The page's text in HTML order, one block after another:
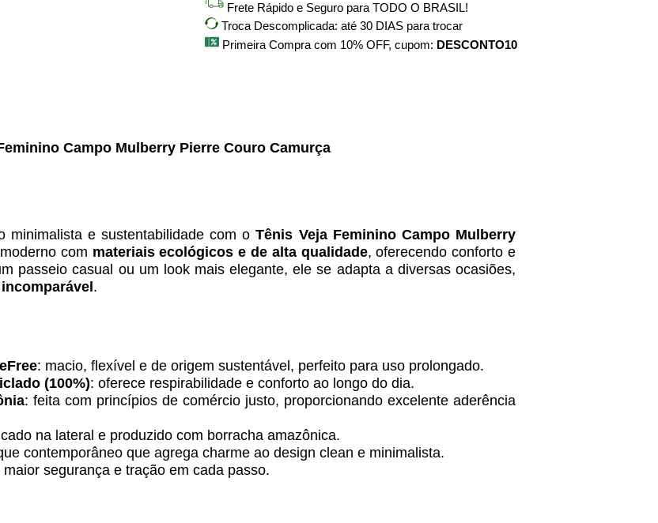
Frete Rápido e Seguro para TODO O BRASIL!
Troca Descomplicada: até 30 DIAS para trocar
Primeira Compra com 10% OFF, cupom: DESCONTO10
Campo Mulberry Pierre Couro Camurça
minimalista e sustentabilidade com oTênis Veja Feminino Campo Mulberry
com materiais ecológicos e de alta qualidade, oferecendo conforto e
passeio casual ou um look mais elegante, ele se adapta a diversas ocasiões,
.
: macio, flexível e de origem sustentável, perfeito para uso prolongado.
(100%): oferece respirabilidade e conforto ao longo do dia.
: feita com princípios de comércio justo, proporcionando excelente aderência
na lateral e produzido com borracha amazônica.
contemporâneo que agrega charme ao design clean e minimalista.
maior segurança e tração em cada passo.